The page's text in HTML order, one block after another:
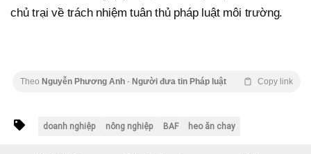
chủ trại về trách nhiệm tuân thủ pháp luật môi trường.
Theo Nguyễn Phương Anh - Người đưa tin Pháp luật Copy link
doanh nghiệp nông nghiệp BAF heo ăn chay